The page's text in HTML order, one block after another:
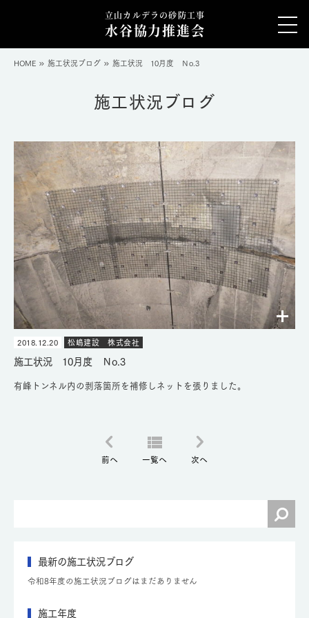
立山カルデラの砂防工事
水谷協力推進会
HOME 施工状況ブログ 施工状況 10月度 Ｎo.3
施工状況ブログ
2018.12.20 松嶋建設 株式会社
施工状況 10月度 Ｎo.3
有峰トンネル内の剥落箇所を補修しネットを張りました。
前へ 一覧へ 次へ
最新の施工状況ブログ
令和8年度の施工状況ブログはまだありません
施工年度